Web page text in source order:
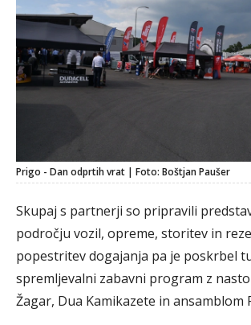
Prigo - Dan odprtih vrat | Foto: Boštjan Paušer
Skupaj s partnerji so pripravili
področju vozil, opreme, storitev in
popestritev dogajanja pa je poskrbel
spremljevalni zabavni program z
Žagar, Dua Kamikazete in ansamblom